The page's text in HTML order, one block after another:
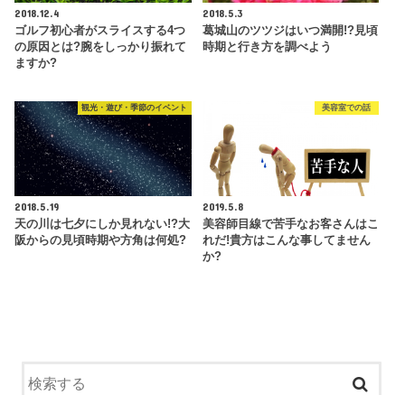
2018.12.4
ゴルフ初心者がスライスする4つ
の原因とは?腕をしっかり振れて
ますか?
2018.5.3
葛城山のツツジはいつ満開!?見頃
時期と行き方を調べよう
観光・遊び・季節のイベント
2018.5.19
天の川は七夕にしか見れない!?大
阪からの見頃時期や方角は何処?
美容室での話
2019.5.8
美容師目線で苦手なお客さんはこ
れだ!貴方はこんな事してません
か?